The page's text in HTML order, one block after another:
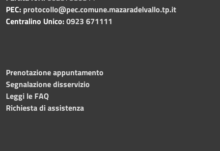
PEC: protocollo@pec.comune.mazaradelvallo.tp.it
Centralino Unico:0923 671111
Prenotazione appuntamento
Segnalazione disservizio
Leggi le FAQ
Richiesta di assistenza